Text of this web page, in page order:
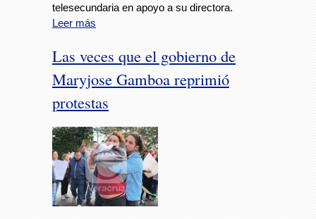
telesecundaria en apoyo a su directora.
Leer más
Las veces que el gobierno de
Maryjose Gamboa reprimió
protestas